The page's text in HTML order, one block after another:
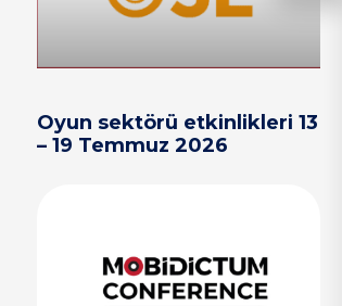
Oyun sektörü etkinlikleri 13
– 19 Temmuz 2026